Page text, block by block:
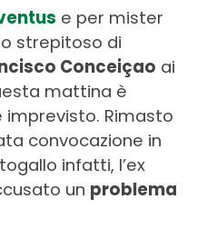
e per mister
strepitoso di
Conceiçao ai
mattina è
Rimasto
convocazione in
infatti, l’ex
un problema